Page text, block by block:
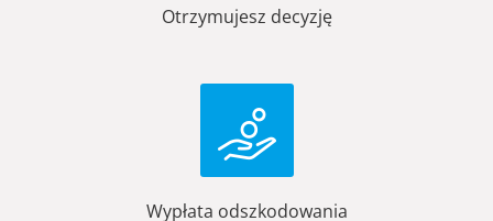
Otrzymujesz decyzję
Wypłata odszkodowania